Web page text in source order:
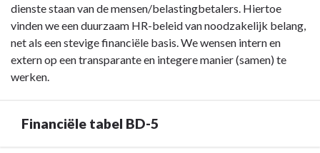
BD-
Eigentijds/wendbaar
Eeklo
Omschrijving
dienste staan van de mensen/belastingbetalers. Hiertoe
vinden we een duurzaam HR-beleid van noodzakelijk belang,
net als een stevige financiële basis. We wensen intern en
extern op een transparante en integere manier (samen) te
werken.
Financiële tabel BD-5